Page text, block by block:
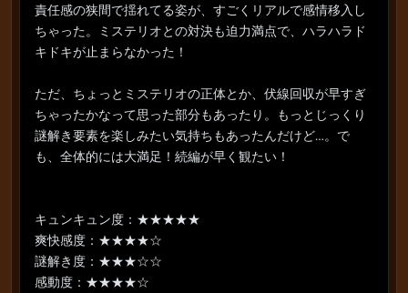
責任感の狭間で揺れてる姿が、すごくリアルで感情移入し
ちゃった。ミステリオとの対決も迫力満点で、ハラハラド
キドキが止まらなかった！
ただ、ちょっとミステリオの正体とか、伏線回収が早すぎ
ちゃったかなって思った部分もあったり。もっとじっくり
謎解き要素を楽しみたい気持ちもあったんだけど…。で
も、全体的には大満足！続編が早く観たい！
キュンキュン度：★★★★★
爽快感度：★★★★☆
謎解き度：★★★☆☆
感動度：★★★★☆